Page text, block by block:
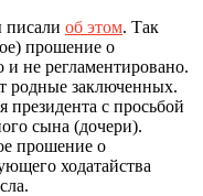
об этом. Так
прошение о
не регламентировано.
родные заключенных.
с просьбой
сына (дочери).
прошение о
ходатайства